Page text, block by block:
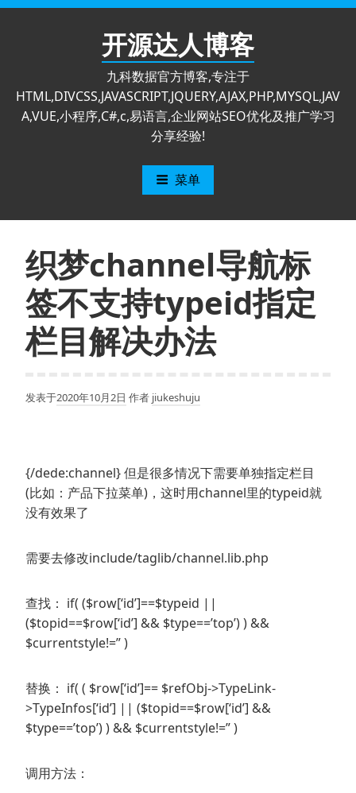
跳
开源达人博客
九科数据官方博客,专注于
HTML,DIVCSS,JAVASCRIPT,JQUERY,AJAX,PHP,MYSQL,JAV
A,VUE,小程序,C#,c,易语言,企业网站SEO优化及推广学习
分享经验!
菜单
织梦channel导航标
签不支持typeid指定
栏目解决办法
发表于2020年10月2日 作者 jiukeshuju
{/dede:channel} 但是很多情况下需要单独指定栏目
(比如：产品下拉菜单)，这时用channel里的typeid就
没有效果了
需要去修改include/taglib/channel.lib.php
查找： if( ($row[‘id’]==$typeid ||
($topid==$row[‘id’] && $type==’top’) ) &&
$currentstyle!=” )
替换： if( ( $row[‘id’]== $refObj->TypeLink-
>TypeInfos[‘id’] || ($topid==$row[‘id’] &&
$type==’top’) ) && $currentstyle!=” )
调用方法：